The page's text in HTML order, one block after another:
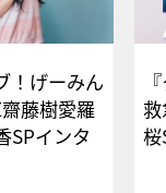
！げーみん
藤樹愛羅
SPインタ